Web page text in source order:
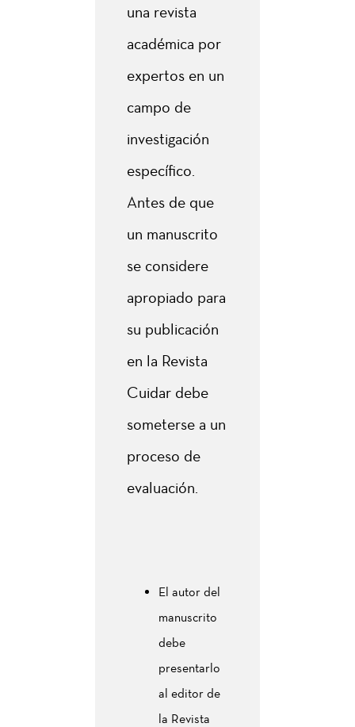
una revista
académica por
expertos en un
campo de
investigación
específico.
Antes de que
un manuscrito
se considere
apropiado para
su publicación
en la Revista
Cuidar debe
someterse a un
proceso de
evaluación.
El autor del
manuscrito
debe
presentarlo
al editor de
la Revista